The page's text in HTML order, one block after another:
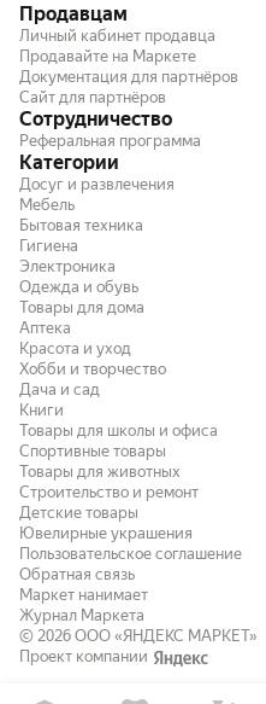
Продавцам
Личный кабинет продавца
Продавайте на Маркете
Документация для партнёров
Сайт для партнёров
Сотрудничество
Реферальная программа
Категории
Досуг и развлечения
Мебель
Бытовая техника
Гигиена
Электроника
Одежда и обувь
Товары для дома
Аптека
Красота и уход
Хобби и творчество
Дача и сад
Книги
Товары для школы и офиса
Спортивные товары
Товары для животных
Строительство и ремонт
Детские товары
Ювелирные украшения
Пользовательское соглашение
Обратная связь
Маркет нанимает
Журнал Маркета
© 2026 ООО «ЯНДЕКС МАРКЕТ»
Проект компании